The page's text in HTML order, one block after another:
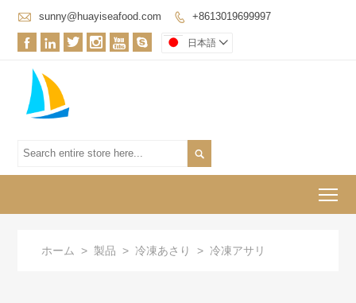
 sunny@huayiseafood.com  +8613019699997
      日本語 

ホーム > 製品 > 冷凍あさり > 冷凍アサリ